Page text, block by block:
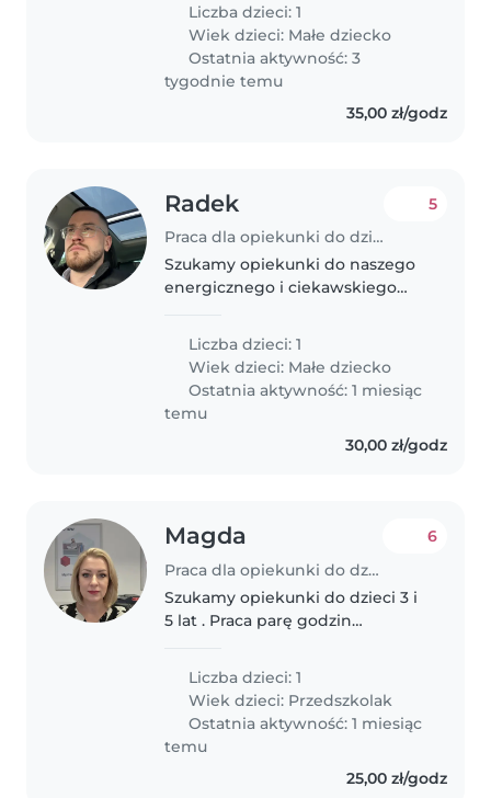
nasza córka jest aktywna i
ciekawa świata. Nie mamy w
domu zwierząt,..
Liczba dzieci: 1
Wiek dzieci: Małe dziecko
Ostatnia aktywność: 3
tygodnie temu
35,00 zł/godz
Radek
Praca dla opiekunki do dziecka w Rybnik
5
Szukamy opiekunki do naszego
energicznego i ciekawskiego
uwielbia poznawać nowe rzeczy.
Szukamy kogoś, kto jest gotowy
pomóc w domowych
Liczba dzieci: 1
Wiek dzieci: Małe dziecko
Ostatnia aktywność: 1 miesiąc
temu
30,00 zł/godz
Magda
Praca dla opiekunki do dziecka w Rybnik
6
Szukamy opiekunki do dzieci 3 i
5 lat . Praca parę godzin
Najlepiej w domu opiekunki .
Liczba dzieci: 1
Wiek dzieci: Przedszkolak
Ostatnia aktywność: 1 miesiąc
temu
25,00 zł/godz